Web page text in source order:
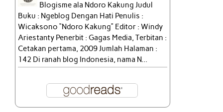
Blogisme ala Ndoro Kakung Judul
Buku : Ngeblog Dengan Hati Penulis :
Wicaksono “Ndoro Kakung” Editor : Windy
Ariestanty Penerbit : Gagas Media, Terbitan :
Cetakan pertama, 2009 Jumlah Halaman :
142 Di ranah blog Indonesia, nama N...